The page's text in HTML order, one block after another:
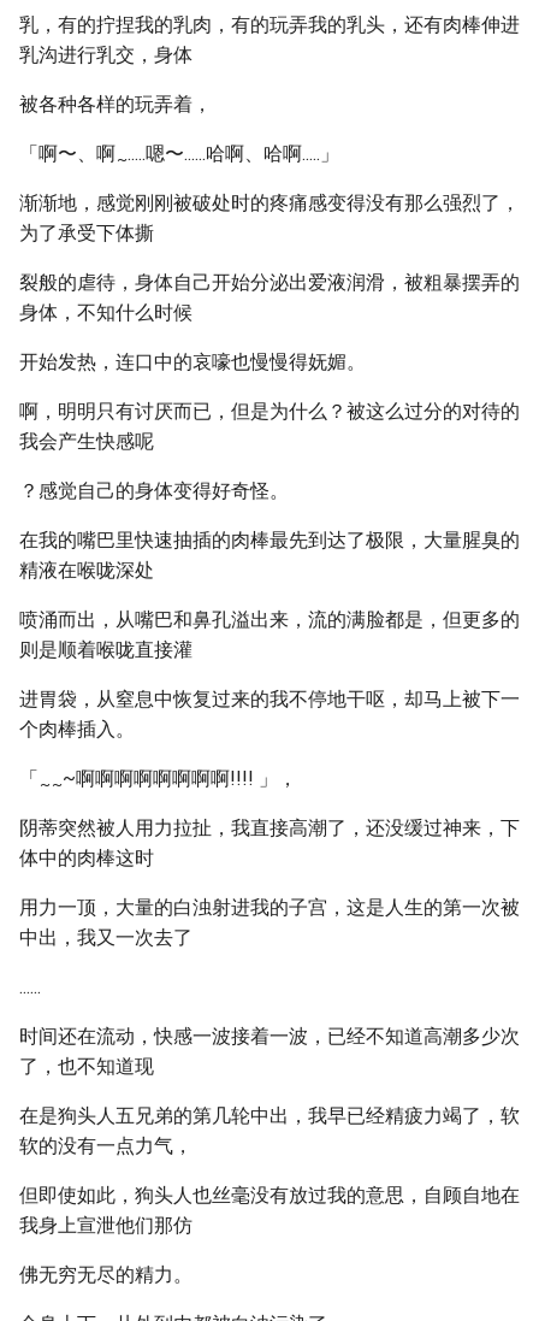
乳，有的拧捏我的乳肉，有的玩弄我的乳头，还有肉棒伸进
乳沟进行乳交，身体
被各种各样的玩弄着，
「啊〜、啊~.....嗯〜......哈啊、哈啊.....」
渐渐地，感觉刚刚被破处时的疼痛感变得没有那么强烈了，
为了承受下体撕
裂般的虐待，身体自己开始分泌出爱液润滑，被粗暴摆弄的
身体，不知什么时候
开始发热，连口中的哀嚎也慢慢得妩媚。
啊，明明只有讨厌而已，但是为什么？被这么过分的对待的
我会产生快感呢
？感觉自己的身体变得好奇怪。
在我的嘴巴里快速抽插的肉棒最先到达了极限，大量腥臭的
精液在喉咙深处
喷涌而出，从嘴巴和鼻孔溢出来，流的满脸都是，但更多的
则是顺着喉咙直接灌
进胃袋，从窒息中恢复过来的我不停地干呕，却马上被下一
个肉棒插入。
「 ~~~啊啊啊啊啊啊啊啊!!!! 」，
阴蒂突然被人用力拉扯，我直接高潮了，还没缓过神来，下
体中的肉棒这时
用力一顶，大量的白浊射进我的子宫，这是人生的第一次被
中出，我又一次去了
......
时间还在流动，快感一波接着一波，已经不知道高潮多少次
了，也不知道现
在是狗头人五兄弟的第几轮中出，我早已经精疲力竭了，软
软的没有一点力气，
但即使如此，狗头人也丝毫没有放过我的意思，自顾自地在
我身上宣泄他们那仿
佛无穷无尽的精力。